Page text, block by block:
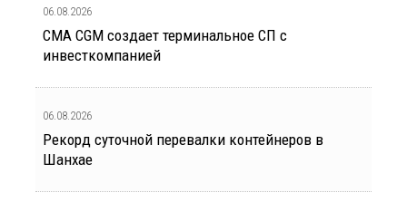
06.08.2026
CMA CGM создает терминальное СП с
инвесткомпанией
06.08.2026
Рекорд суточной перевалки контейнеров в
Шанхае